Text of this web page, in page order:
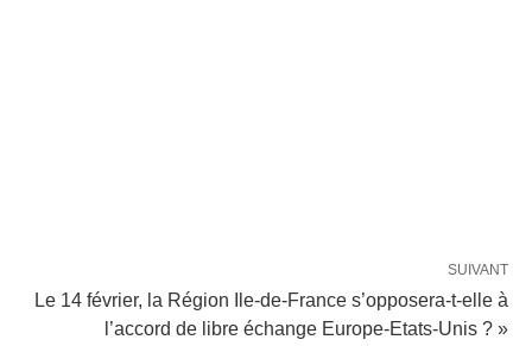
SUIVANT
Le 14 février, la Région Ile-de-France s’opposera-t-elle à
l’accord de libre échange Europe-Etats-Unis ? »